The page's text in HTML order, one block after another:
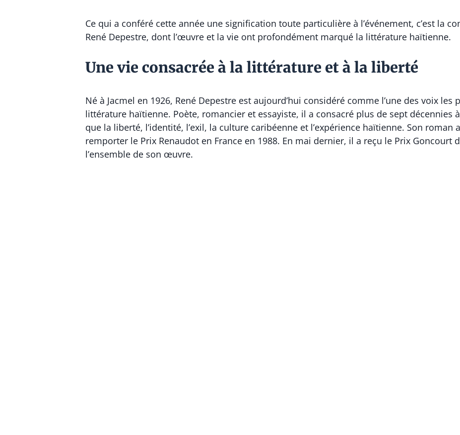
Ce qui a conféré cette année une signification toute particulière à l’événement, c’est la
René Depestre, dont l’œuvre et la vie ont profondément marqué la littérature haïtienne.
Une vie consacrée à la littérature et à la liberté
Né à Jacmel en 1926, René Depestre est aujourd’hui considéré comme l’une des voix les
littérature haïtienne. Poète, romancier et essayiste, il a consacré plus de sept décennies
que la liberté, l’identité, l’exil, la culture caribéenne et l’expérience haïtienne. Son roman
remporter le Prix Renaudot en France en 1988. En mai dernier, il a reçu le Prix Goncourt
l’ensemble de son œuvre.